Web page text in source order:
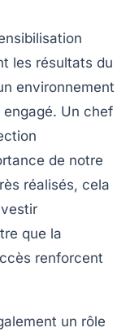
les résultats du
environnement
Un chef
de notre
réalisés, cela
que la
renforcent
un rôle